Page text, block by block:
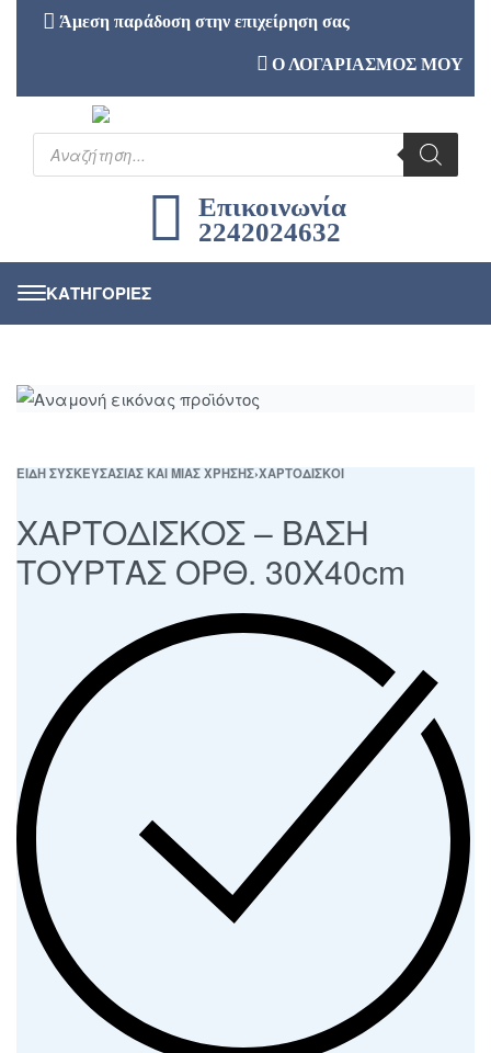
Άμεση παράδοση στην επιχείρηση σας
Ο ΛΟΓΑΡΙΑΣΜΟΣ ΜΟΥ
Επικοινωνία
2242024632
ΕΙΔΗ ΣΥΣΚΕΥΣΑΣΙΑΣ ΚΑΙ ΜΙΑΣ ΧΡΗΣΗΣ›ΧΑΡΤΟΔΙΣΚΟΙ
ΧΑΡΤΟΔΙΣΚΟΣ – ΒΑΣΗ
ΤΟΥΡΤΑΣ ΟΡΘ. 30Χ40cm